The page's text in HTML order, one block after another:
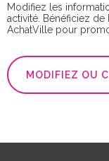
Modifiez les
activité. Bénéficiez
AchatVille pour
MODIFIEZ OU